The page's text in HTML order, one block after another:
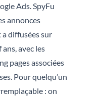
Ads. SpyFu
annonces
diffusées sur
avec les
pages associées
Pour quelqu’un
: on